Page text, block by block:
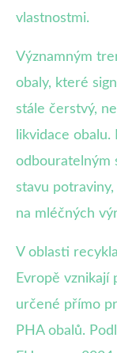
vlastnostmi.
Významným
obaly, které
stále čerstvý,
likvidace
odbouratelným
stavu
na mléčných
V oblasti
Evropě vznikají
určené přímo
PHA obalů.